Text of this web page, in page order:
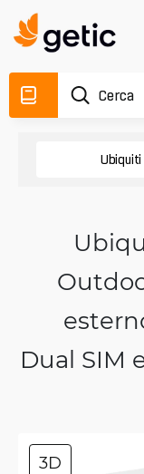
Ubiquiti
Dual SIM
3D